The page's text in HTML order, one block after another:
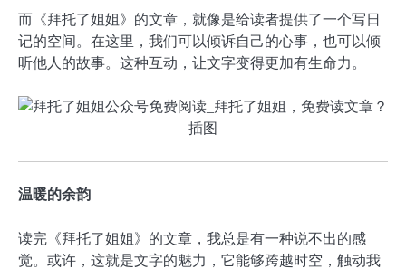
而《拜托了姐姐》的文章，就像是给读者提供了一个写日
记的空间。在这里，我们可以倾诉自己的心事，也可以倾
听他人的故事。这种互动，让文字变得更加有生命力。
温暖的余韵
读完《拜托了姐姐》的文章，我总是有一种说不出的感
觉。或许，这就是文字的魅力，它能够跨越时空，触动我